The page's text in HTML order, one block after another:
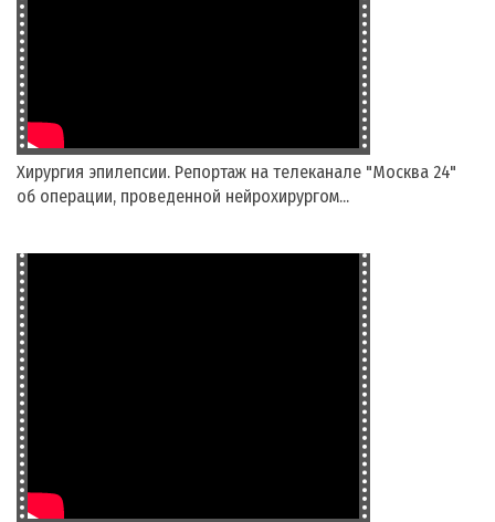
Хирургия эпилепсии. Репортаж на телеканале "Москва 24"
об операции, проведенной нейрохирургом...